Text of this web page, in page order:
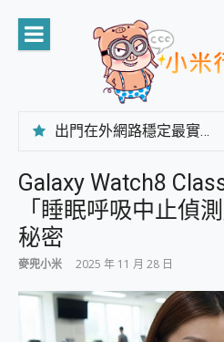
content
出門在外網路穩定最實在 「台灣大哥大」榮獲 4G/5G 在線率全球 NO.3 全台第一與全台六冠王實測心得，走到哪順到哪！
專為 PC上的 XBOX和掌機設計的 FireCuda X1070 SSD 固態硬碟開箱 評測
台灣製攝影機在這裡，100%全無線設計 SpotCam Solo Eco 太陽能防水雲端攝影機 SpotCam Solo 3 2.5K高畫質戶外攝影機 開箱 評測
AI 支付 一錶搞定大小事 Xiaomi Watch 5 開箱 評測
超驚艷 讓人一眼就愛上 LENOVO 聯想 Yoga Book 9 14吋 AI輕薄筆電 開箱 評測
Galaxy Watch8
「睡眠呼吸中止偵
秘密
麥兜小米 2025 年 11 月 28 日